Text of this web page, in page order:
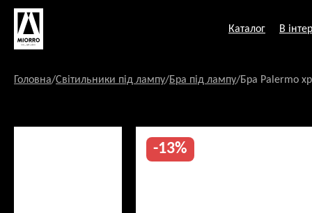
Перейти
змісту
Каталог В
Головна/Світильники під лампу/Бра під лампу/Бра Palermo
-13%